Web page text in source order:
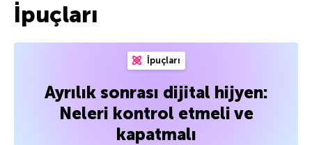
İpuçları
İpuçları
Ayrılık sonrası dijital hijyen:
Neleri kontrol etmeli ve
kapatmalı